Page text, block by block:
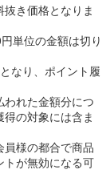
き価格となりま
単位の金額は切り
なり、ポイント履
われた金額分につ
の対象には含ま
様の都合で商品
トが無効になる可